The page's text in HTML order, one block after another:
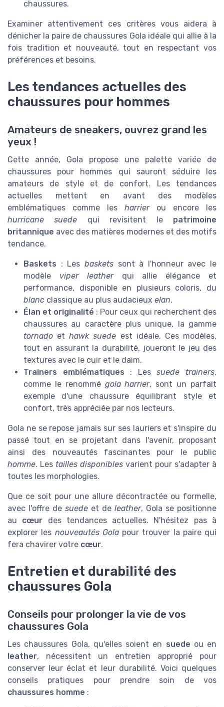
chaussures.
Examiner attentivement ces critères vous aidera à
dénicher la paire de chaussures Gola idéale qui allie à la
fois tradition et nouveauté, tout en respectant vos
préférences et besoins.
Les tendances actuelles des
chaussures pour hommes
Amateurs de sneakers, ouvrez grand les
yeux !
Cette année, Gola propose une palette variée de
chaussures pour hommes qui sauront séduire les
amateurs de style et de confort. Les tendances
actuelles mettent en avant des modèles
emblématiques comme les harrierou encore les
hurricane suede qui revisitent le patrimoine
britannique avec des matières modernes et des motifs
tendance.
Baskets : Les basketssont à l'honneur avec le
modèle viper leatherqui allie élégance et
performance, disponible en plusieurs coloris, du
blanc classique au plus audacieux elan.
Élan et originalité : Pour ceux qui recherchent des
chaussures au caractère plus unique, la gamme
tornado ethawk suede est idéale. Ces modèles,
tout en assurant la durabilité, joueront le jeu des
textures avec le cuir et le daim.
Trainers emblématiques : Lessuede trainers,
comme le renommé gola harrier, sont un parfait
exemple d'une chaussure équilibrant style et
confort, très appréciée par nos lecteurs.
Gola ne se repose jamais sur ses lauriers et s'inspire du
passé tout en se projetant dans l'avenir, proposant
ainsi des nouveautés fascinantes pour le public
homme. Les tailles disponibles varient pour s'adapter à
toutes les morphologies.
Que ce soit pour une allure décontractée ou formelle,
avec l'offre de suede et de leather, Gola se positionne
au cœur des tendances actuelles. N'hésitez pas à
explorer les nouveautés Golapour trouver la paire qui
fera chavirer votre cœur.
Entretien et durabilité des
chaussures Gola
Conseils pour prolonger la vie de vos
chaussures Gola
Les chaussures Gola, qu'elles soient en suede ou en
leather, nécessitent un entretien approprié pour
conserver leur éclat et leur durabilité. Voici quelques
conseils pratiques pour prendre soin de vos
chaussures homme :